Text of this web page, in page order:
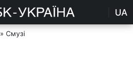
UA
» Смузі